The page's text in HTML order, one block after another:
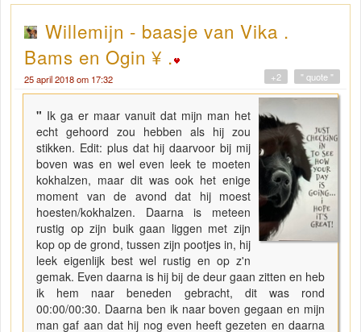
Willemijn - baasje van Vika .
Bams en Ogin ¥ .
25 april 2018 om 17:32 " quote "
+2
" Ik ga er maar vanuit dat mijn man het
echt gehoord zou hebben als hij zou
stikken. Edit: plus dat hij daarvoor bij mij
boven was en wel even leek te moeten
kokhalzen, maar dit was ook het enige
moment van de avond dat hij moest
hoesten/kokhalzen. Daarna is meteen
rustig op zijn buik gaan liggen met zijn
kop op de grond, tussen zijn pootjes in, hij
leek eigenlijk best wel rustig en op z'n
gemak. Even daarna is hij bij de deur gaan zitten en heb
ik hem naar beneden gebracht, dit was rond
00:00/00:30. Daarna ben ik naar boven gegaan en mijn
man gaf aan dat hij nog even heeft gezeten en daarna